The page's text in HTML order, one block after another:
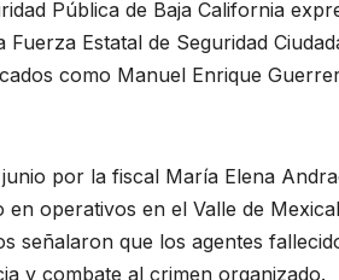
Pública de Baja California
Estatal de Seguridad
como Manuel Enrique
por la fiscal María Elena
operativos en el Valle de
señalaron que los agentes
y combate al crimen organizado.